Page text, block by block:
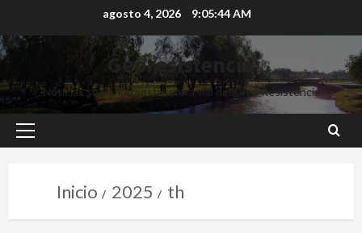
agosto 4, 2026 9:05:45 AM
Georesistencia
Noticias sobre infraestructura vial del Gran Resistencia
Inicio 2025 th